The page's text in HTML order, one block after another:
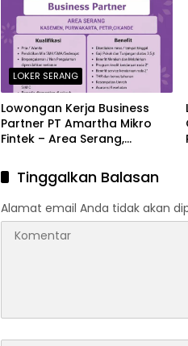
LOKER SERANG
Lowongan Kerja Business
Partner PT Amartha Mikro
Fintek – Area Serang,
Cikande Terbaru 2026
Tinggalkan Balasan
Alamat email Anda tidak akan